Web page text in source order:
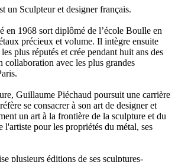
un Sculpteur et designer français.
en 1968 sort diplômé de l’école Boulle en
précieux et volume. Il intègre ensuite
plus réputés et crée pendant huit ans des
collaboration avec les plus grandes
Guillaume Piéchaud poursuit une carrière
se consacrer à son art de designer et
un art à la frontière de la sculpture et du
l'artiste pour les propriétés du métal, ses
plusieurs éditions de ses sculptures-